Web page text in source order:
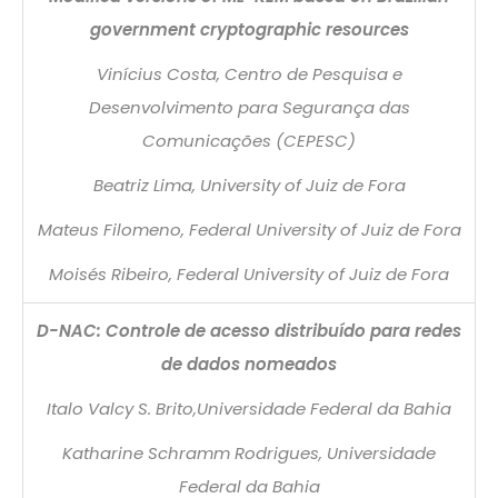
government cryptographic resources
Vinícius Costa, Centro de Pesquisa e
Desenvolvimento para Segurança das
Comunicações (CEPESC)
Beatriz Lima, University of Juiz de Fora
Mateus Filomeno, Federal University of Juiz de Fora
Moisés Ribeiro, Federal University of Juiz de Fora
D-NAC: Controle de acesso distribuído para redes
de dados nomeados
Italo Valcy S. Brito,Universidade Federal da Bahia
Katharine Schramm Rodrigues, Universidade
Federal da Bahia